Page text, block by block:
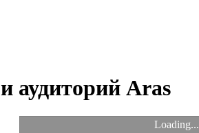
аудиторий Aras
Loading...